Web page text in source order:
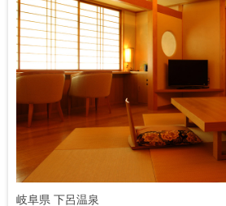
岐阜県 下呂温泉